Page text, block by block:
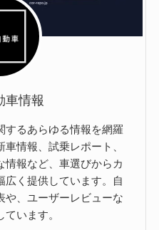
車情報
するあらゆる情報を網羅
情報、試乗レポート、
情報など、車選びからカ
広く提供しています。自
や、ユーザーレビューな
います。